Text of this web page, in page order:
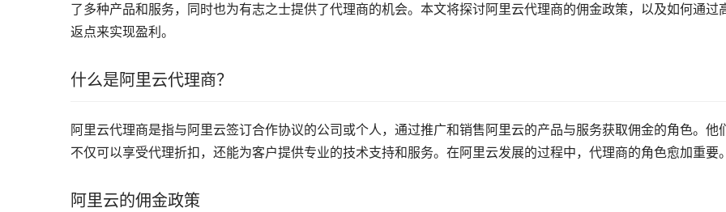
了多种产品和服务，同时也为有志之士提供了代理商的机会。本文将探讨阿里云代理商的佣金政策，以及如何通过
返点来实现盈利。
什么是阿里云代理商？
阿里云代理商是指与阿里云签订合作协议的公司或个人，通过推广和销售阿里云的产品与服务获取佣金的角色。他
不仅可以享受代理折扣，还能为客户提供专业的技术支持和服务。在阿里云发展的过程中，代理商的角色愈加重要。
阿里云的佣金政策